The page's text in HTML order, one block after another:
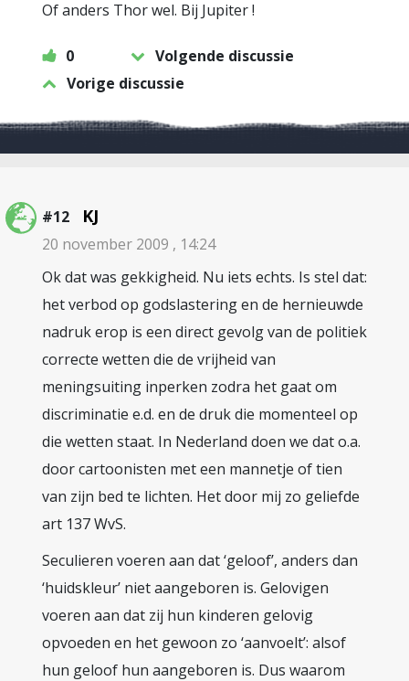
Of anders Thor wel. Bij Jupiter !
0
Volgende discussie
Vorige discussie
#12 KJ
20 november 2009 , 14:24
Ok dat was gekkigheid. Nu iets echts. Is stel dat:
het verbod op godslastering en de hernieuwde
nadruk erop is een direct gevolg van de politiek
correcte wetten die de vrijheid van
meningsuiting inperken zodra het gaat om
discriminatie e.d. en de druk die momenteel op
die wetten staat. In Nederland doen we dat o.a.
door cartoonisten met een mannetje of tien
van zijn bed te lichten. Het door mij zo geliefde
art 137 WvS.
Seculieren voeren aan dat ‘geloof’, anders dan
‘huidskleur’ niet aangeboren is. Gelovigen
voeren aan dat zij hun kinderen gelovig
opvoeden en het gewoon zo ‘aanvoelt’: alsof
hun geloof hun aangeboren is. Dus waarom